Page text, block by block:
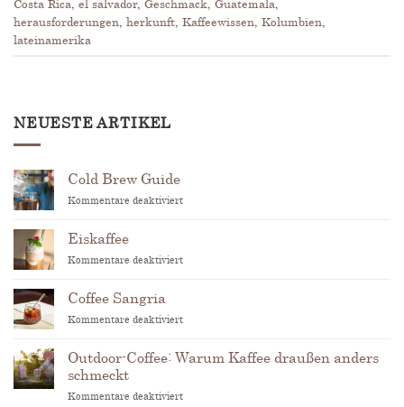
Costa Rica el salvador, Geschmack Guatemala
herausforderungen herkunft Kaffeewissen Kolumbien
lateinamerika
NEUESTE ARTIKEL
Cold Brew Guide
Kommentare deaktiviertfür
Eiskaffee
Kommentare deaktiviertfür
Coffee Sangria
Kommentare deaktiviertfür
Sangria
Outdoor-Coffee: Warum Kaffee draußen anders
schmeckt
Kommentare deaktiviertfür